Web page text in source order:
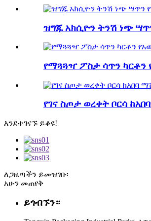
ዝግጁ አክሲዮን ትንሽ ነጭ
የማጓጓዣ ፖስታ ሳጥን ካርቶን
የገና ስጦታ ወረቀት ቦርሳ
እንደተገናኙ ይቆዩ!
ለጋዜጣችን ይመዝገቡ፡
አሁን መጠየቅ
ይጎብኙን።